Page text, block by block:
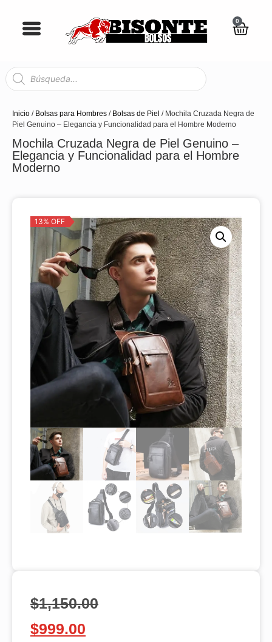
0
Inicio / Bolsas para Hombres / Bolsas de Piel / Mochila Cruzada Negra de
Piel Genuino – Elegancia y Funcionalidad para el Hombre Moderno
Mochila Cruzada Negra de Piel Genuino –
Elegancia y Funcionalidad para el Hombre
Moderno
13% OFF
$1,150.00
$999.00